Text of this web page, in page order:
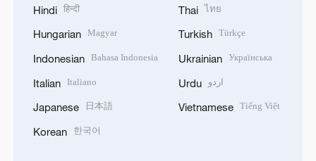
Hindi हिन्दी
Hungarian Magyar
Indonesian Bahasa Indonesia
Italian Italiano
Japanese 日本語
Korean 한국어
Thai ไทย
Turkish Türkçe
Ukrainian Українська
Urdu اردو
Vietnamese Tiếng Việt